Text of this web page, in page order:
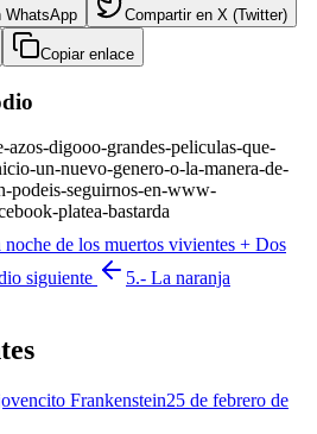
WhatsApp Compartir en X (Twitter)
Copiar enlace
azos-digooo-grandes-peliculas-que-
un-nuevo-genero-o-la-manera-de-
podeis-seguirnos-en-www-
platea-bastarda
noche de los muertos vivientes + Dos
siguiente
5.- La naranja
Frankenstein25 de febrero de